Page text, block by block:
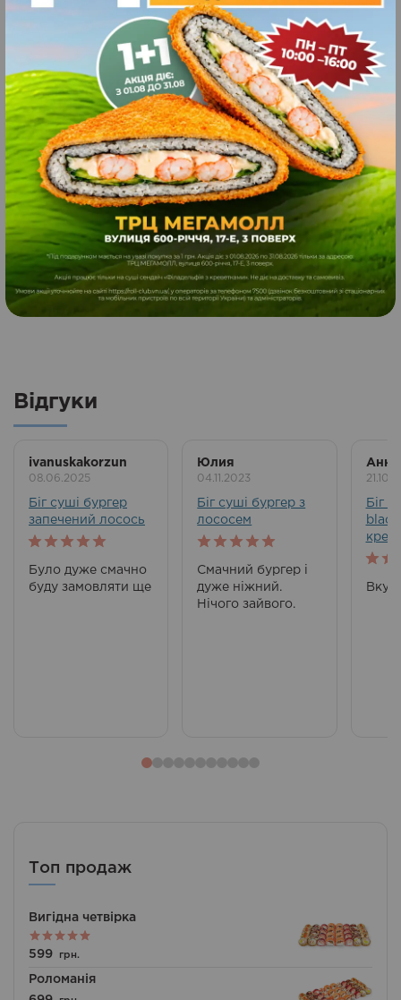
грн. 370г ЗАМОВИТИ
Біг суші бургер з лососем
Оцінено
в
5.00
з 5
7
375грн.
Відгуки
ivanuskakorzun
08.06.2025
Біг суші бургер
запечений лосось
5out of 5
Було дуже смачно
буду замовляти ще
Юлия
04.11.2023
Біг суші бургер з
лососем
5out of 5
Смачний бургер і
дуже ніжний.
Нічого зайвого.
Анна
Біг
5
Топ продаж
Вигідна четвірка
Оцінено в
599 грн.
Роломанія